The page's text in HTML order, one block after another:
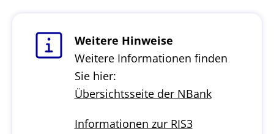
Weitere Hinweise
Weitere Informationen finden
Sie hier:
Übersichtsseite der NBank
Informationen zur RIS3